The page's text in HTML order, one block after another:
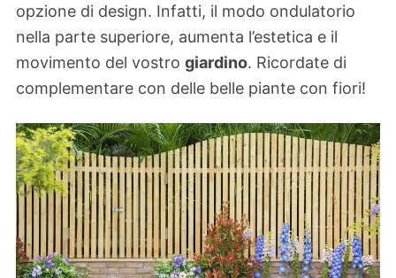
opzione di design. Infatti, il modo ondulatorio
nella parte superiore, aumenta l’estetica e il
movimento del vostro giardino. Ricordate di
complementare con delle belle piante con fiori!